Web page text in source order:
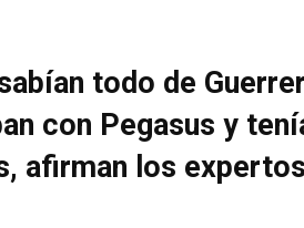
todo de
con Pegasus y
afirman los